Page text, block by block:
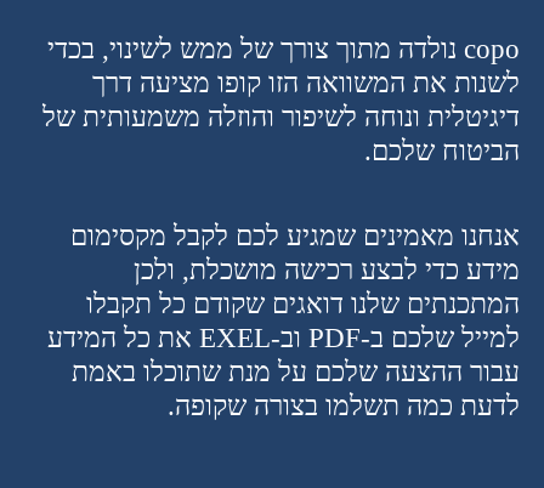
copo נולדה מתוך צורך של ממש לשינוי, בכדי
לשנות את המשוואה הזו קופו מציעה דרך
דיגיטלית ונוחה לשיפור והוזלה משמעותית של
הביטוח שלכם.
אנחנו מאמינים שמגיע לכם לקבל מקסימום
מידע כדי לבצע רכישה מושכלת, ולכן
המתכנתים שלנו דואגים שקודם כל תקבלו
למייל שלכם ב-PDF וב-EXEL את כל המידע
עבור ההצעה שלכם על מנת שתוכלו באמת
לדעת כמה תשלמו בצורה שקופה.